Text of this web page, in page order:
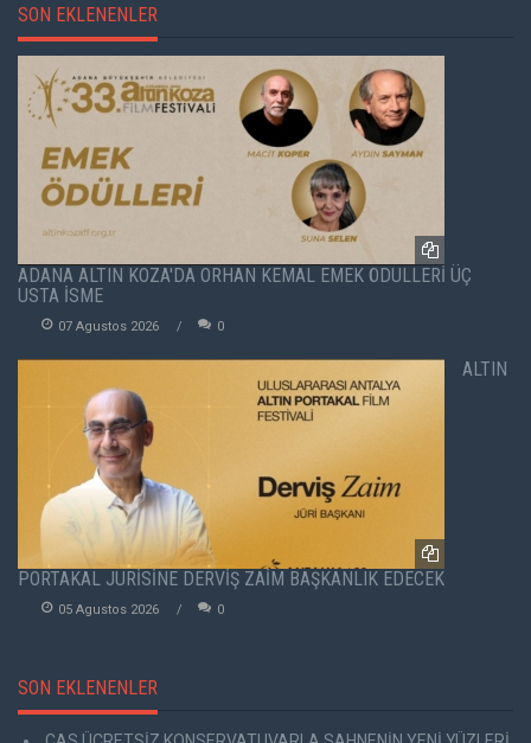
SON EKLENENLER
ADANA ALTIN KOZA'DA ORHAN KEMAL EMEK ÖDÜLLERİ ÜÇ
USTA İSME
07 Agustos 2026 0
ALTIN
PORTAKAL JÜRİSİNE DERVİŞ ZAİM BAŞKANLIK EDECEK
05 Agustos 2026 0
SON EKLENENLER